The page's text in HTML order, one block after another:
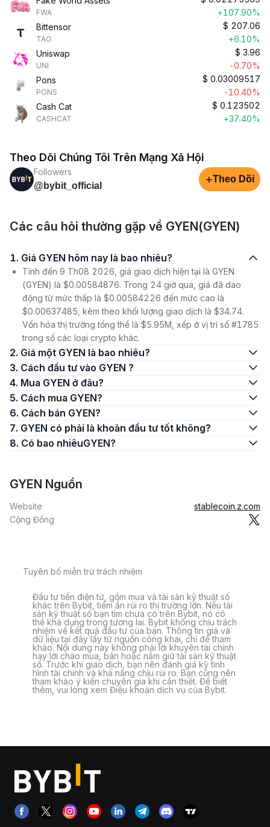
FWA
+107.90%
Bittensor
TAO
$ 207.06
+6.10%
Uniswap
UNI
$ 3.96
-0.70%
Pons
PONS
$ 0.03009517
-10.40%
Cash Cat
CASHCAT
$ 0.123502
+37.40%
Theo Dõi Chúng Tôi Trên Mạng Xã Hội
Followers
@bybit_official
+Theo Dõi
Các câu hỏi thường gặp về GYEN(GYEN)
1. Giá GYEN hôm nay là bao nhiêu?
Tính đến 9 Th08 2026, giá giao dịch hiện tại là GYEN
(GYEN) là $0.00584876. Trong 24 giờ qua, giá đã dao
động từ mức thấp là $0.00584226 đến mức cao là
$0.00637485, kèm theo khối lượng giao dịch là $34.74.
Vốn hóa thị trường tổng thể là $5.95M, xếp ở vị trí số #1785
trong số các loại crypto khác.
2. Giá một GYEN là bao nhiêu?
3. Cách đầu tư vào GYEN ?
4. Mua GYEN ở đâu?
5. Cách mua GYEN?
6. Cách bán GYEN?
7. GYEN có phải là khoản đầu tư tốt không?
8. Có bao nhiêuGYEN?
GYEN Nguồn
Website
stablecoin.z.com
Cộng Đồng
Tuyên bố miễn trừ trách nhiệm
Đầu tư tiền điện tử, gồm mua và tài sản kỹ thuật số
khác trên Bybit, tiềm ẩn rủi ro thị trường lớn. Nếu tài
sản kỹ thuật số bạn tìm chưa có trên Bybit, nó có
thể khả dụng trong tương lai. Bybit không chịu trách
nhiệm về kết quả đầu tư của bạn. Thông tin giá và
dữ liệu tại đây lấy từ nguồn công khai, chỉ để tham
khảo. Nội dung này không phải lời khuyên tài chính
hay lời chào mua, bán hoặc nắm giữ tài sản kỹ thuật
số. Trước khi giao dịch, bạn nên đánh giá kỹ tình
hình tài chính và khả năng chịu rủi ro. Bạn cũng nên
tham khảo ý kiến chuyên gia khi cần thiết. Để biết
thêm, vui lòng xem Điều khoản dịch vụ của Bybit.